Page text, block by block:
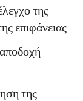
της
επιφάνειας
της